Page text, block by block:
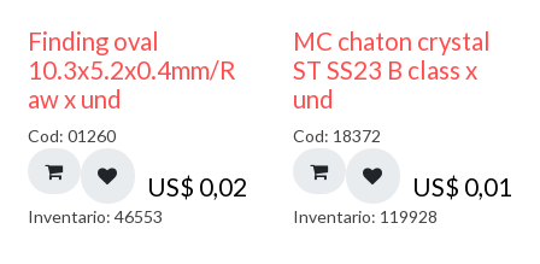
Finding oval
10.3x5.2x0.4mm/R
aw x und
Cod: 01260
US$ 0,02
Inventario: 46553
MC chaton crystal
ST SS23 B class x
und
Cod: 18372
US$ 0,01
Inventario: 119928